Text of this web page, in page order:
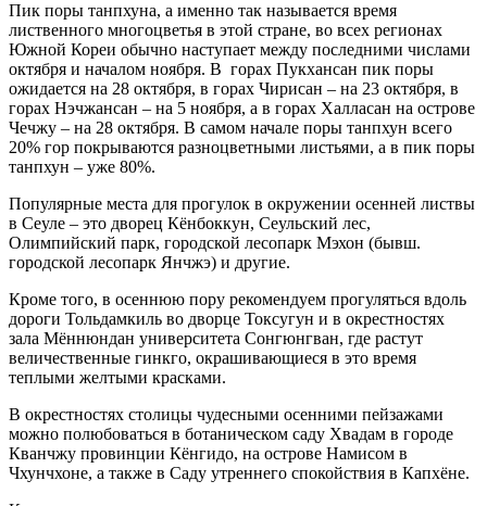
Пик поры танпхуна, а именно так называется время
лиственного многоцветья в этой стране, во всех регионах
Южной Кореи обычно наступает между последними числами
октября и началом ноября. В горах Пукхансан пик поры
ожидается на 28 октября, в горах Чирисан – на 23 октября, в
горах Нэчжансан – на 5 ноября, а в горах Халласан на острове
Чечжу – на 28 октября. В самом начале поры танпхун всего
20% гор покрываются разноцветными листьями, а в пик поры
танпхун – уже 80%.
Популярные места для прогулок в окружении осенней листвы
в Сеуле – это дворец Кёнбоккун, Сеульский лес,
Олимпийский парк, городской лесопарк Мэхон (бывш.
городской лесопарк Янчжэ) и другие.
Кроме того, в осеннюю пору рекомендуем прогуляться вдоль
дороги Тольдамкиль во дворце Токсугун и в окрестностях
зала Мённюндан университета Сонгюнгван, где растут
величественные гинкго, окрашивающиеся в это время
теплыми желтыми красками.
В окрестностях столицы чудесными осенними пейзажами
можно полюбоваться в ботаническом саду Хвадам в городе
Кванчжу провинции Кёнгидо, на острове Намисом в
Чхунчхоне, а также в Саду утреннего спокойствия в Капхёне.